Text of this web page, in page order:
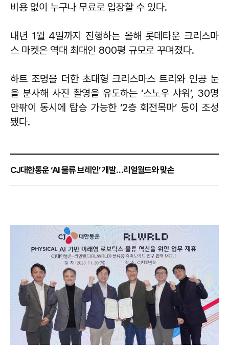
비용 없이 누구나 무료로 입장할 수 있다.
내년 1월 4일까지 진행하는 올해 롯데타운 크리스마
스 마켓은 역대 최대인 800평 규모로 꾸며졌다.
하트 조명을 더한 초대형 크리스마스 트리와 인공 눈
을 분사해 사진 촬영을 유도하는 ‘스노우 샤워’, 30명
안팎이 동시에 탑승 가능한 ‘2층 회전목마’ 등이 조성
됐다.
CJ대한통운 ‘AI 물류 브레인’ 개발…리얼월드와 맞손